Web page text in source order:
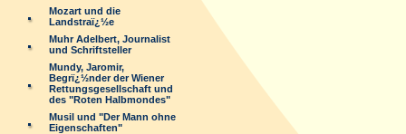
Mozart und die
Landstraï¿½e
Muhr Adelbert, Journalist
und Schriftsteller
Mundy, Jaromir,
Begrï¿½nder der Wiener
Rettungsgesellschaft und
des "Roten Halbmondes"
Musil und "Der Mann ohne
Eigenschaften"